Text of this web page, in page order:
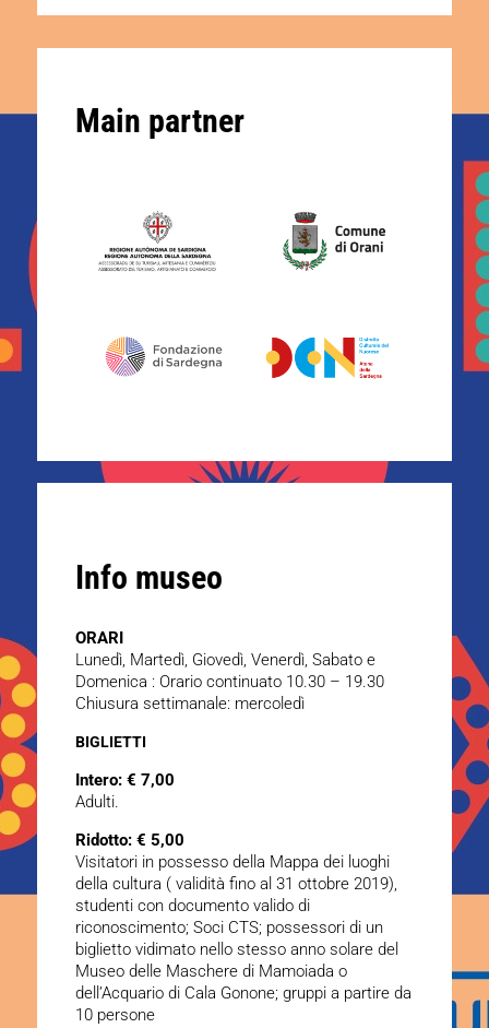
Main partner
Info museo
ORARI
Lunedì, Martedì, Giovedì, Venerdì, Sabato e
Domenica : Orario continuato 10.30 – 19.30
Chiusura settimanale: mercoledì
BIGLIETTI
Intero: € 7,00
Adulti.
Ridotto: € 5,00
Visitatori in possesso della Mappa dei luoghi
della cultura ( validità fino al 31 ottobre 2019),
studenti con documento valido di
riconoscimento; Soci CTS; possessori di un
biglietto vidimato nello stesso anno solare del
Museo delle Maschere di Mamoiada o
dell’Acquario di Cala Gonone; gruppi a partire da
10 persone